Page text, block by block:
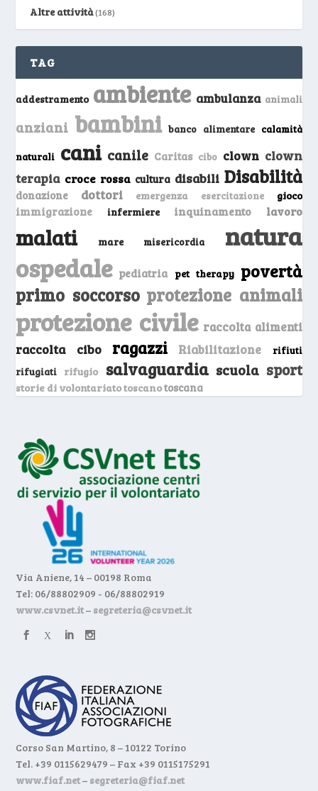
Altre attività(168)
TAG
addestramento ambiente ambulanza animali
anziani bambini banco alimentare calamità
naturali cani canile Caritas cibo clown clown
terapia croce rossa cultura disabili Disabilità
donazione dottori emergenza esercitazione gioco
immigrazione infermiere inquinamento lavoro
malati mare misericordia natura
ospedale pediatria pet therapy povertà
primo soccorso protezione animali
protezione civile raccolta alimenti
raccolta cibo ragazzi Riabilitazione
rifiuti
rifugiati
rifugio salvaguardia scuola sport
storie di volontariato toscanotoscana
Via Aniene, 14 – 00198 Roma
Tel: 06/88802909 - 06/88802919
www.csvnet.it– segreteria@csvnet.it
Corso San Martino, 8 – 10122 Torino
Tel. +39 0115629479 – Fax +39 0115175291
www.fiaf.net– segreteria@fiaf.net